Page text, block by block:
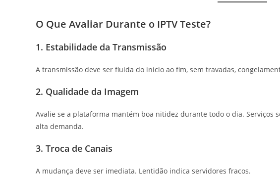
O Que Avaliar Durante o IPTV Teste?
1. Estabilidade da Transmissão
A transmissão deve ser fluida do início ao fim, sem travadas,
2. Qualidade da Imagem
Avalie se a plataforma mantém boa nitidez durante todo o dia. Serviços
alta demanda.
3. Troca de Canais
A mudança deve ser imediata. Lentidão indica servidores fracos.